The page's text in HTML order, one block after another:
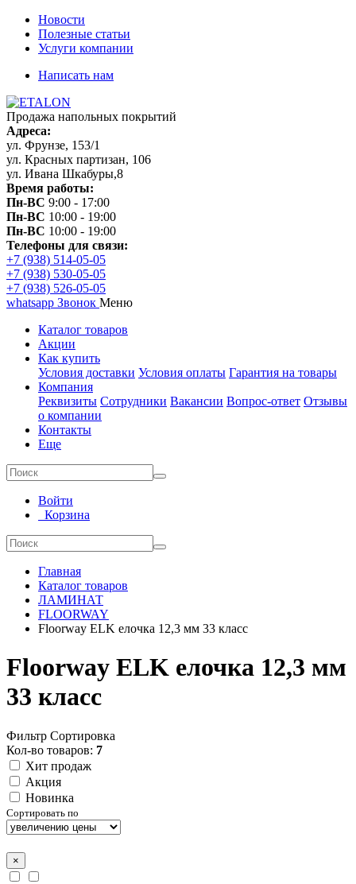
Новости
Полезные статьи
Услуги компании
Написать нам
Продажа напольных покрытий
Адреса:
ул. Фрунзе, 153/1
ул. Красных партизан, 106
ул. Ивана Шкабуры,8
Время работы:
Пн-ВС 9:00 - 17:00
Пн-ВС 10:00 - 19:00
Пн-ВС 10:00 - 19:00
Телефоны для связи:
+7 (938) 514-05-05
+7 (938) 530-05-05
+7 (938) 526-05-05
whatsapp Звонок Меню
Каталог товаров
Акции
Как купить
Условия доставки Условия оплаты Гарантия на товары
Компания
Реквизиты Сотрудники Вакансии Вопрос-ответ Отзывы
о компании
Контакты
Еще
Войти
Корзина
Главная
Каталог товаров
ЛАМИНАТ
FLOORWAY
Floorway ELK елочка 12,3 мм 33 класс
Floorway ELK елочка 12,3 мм
33 класс
Фильтр Сортировка
Кол-во товаров: 7
Хит продаж
Акция
Новинка
Сортировать по
×